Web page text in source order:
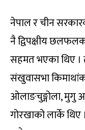
नेपाल र चीन
नै द्विपक्षीय
सहमत भएका थिए ।
संखुवासभा
ओलाङचुङ्गोला, मुगु
गोरखाको लार्के थिए